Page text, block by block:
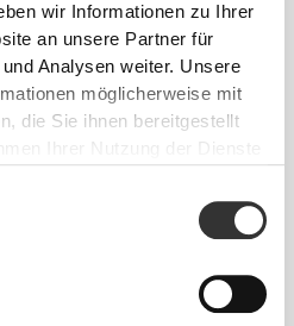
wir Informationen zu Ihrer
an unsere Partner für
Analysen weiter. Unsere
möglicherweise mit
die Sie ihnen bereitgestellt
Ihrer Nutzung der Dienste
und frei bewegen zu